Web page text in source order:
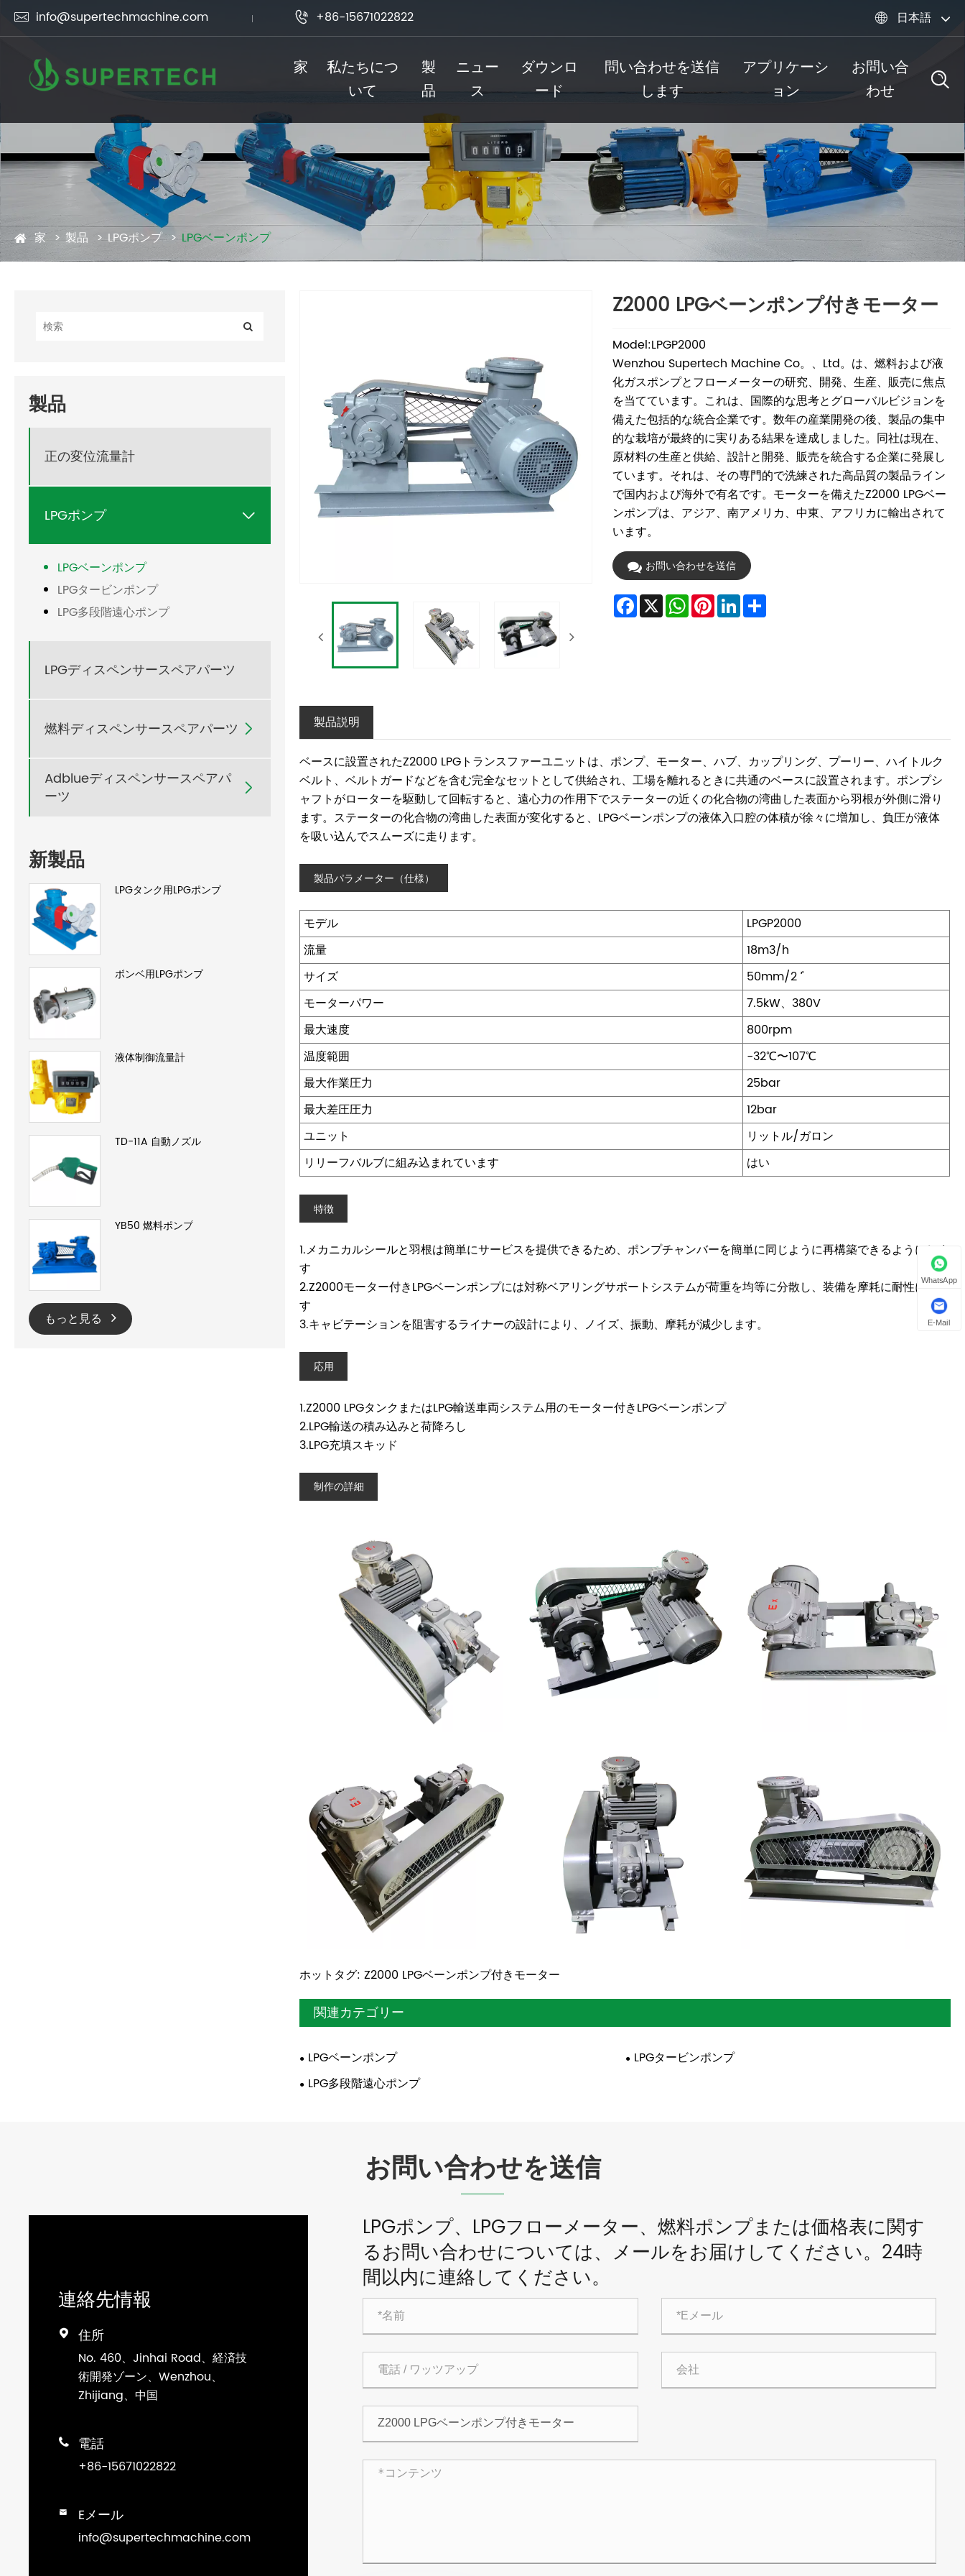
 info@supertechmachine.com  +86-15671022822  日本語
家
私たちにつ
いて
製
品
ニュー
ス
ダウンロ
ード
問い合わせを送信
します
アプリケーシ
ョン
お問い合
わせ
家 製品 LPGポンプ LPGベーンポンプ
製品
正の変位流量計
LPGポンプ 
LPGベーンポンプ
LPGタービンポンプ
LPG多段階遠心ポンプ
LPGディスペンサースペアパーツ
燃料ディスペンサースペアパーツ 
Adblueディスペンサースペアパ
ーツ

新製品
LPGタンク用LPGポンプ
ボンベ用LPGポンプ
液体制御流量計
TD-11A 自動ノズル
YB50 燃料ポンプ
もっと見る
Z2000 LPGベーンポンプ付きモーター
Model:LPGP2000
Wenzhou Supertech Machine Co。、Ltd。は、燃料および液
化ガスポンプとフローメーターの研究、開発、生産、販売に焦点
を当てています。これは、国際的な思考とグローバルビジョンを
備えた包括的な統合企業です。数年の産業開発の後、製品の集中
的な栽培が最終的に実りある結果を達成しました。同社は現在、
原材料の生産と供給、設計と開発、販売を統合する企業に発展し
ています。それは、その専門的で洗練された高品質の製品ライン
で国内および海外で有名です。モーターを備えたZ2000 LPGベー
ンポンプは、アジア、南アメリカ、中東、アフリカに輸出されて
います。
お問い合わせを送信
Facebook
X WhatsApp
Pinterest
LinkedInShare
製品説明
ベースに設置されたZ2000 LPGトランスファーユニットは、ポンプ、モーター、ハブ、カップリング、プーリー、ハイトルク
ベルト、ベルトガードなどを含む完全なセットとして供給され、工場を離れるときに共通のベースに設置されます。ポンプシ
ャフトがローターを駆動して回転すると、遠心力の作用下でステーターの近くの化合物の湾曲した表面から羽根が外側に滑り
ます。ステーターの化合物の湾曲した表面が変化すると、LPGベーンポンプの液体入口腔の体積が徐々に増加し、負圧が液体
を吸い込んでスムーズに走ります。
製品パラメーター（仕様）
モデル
LPGP2000
流量
18m3/h
サイズ
50mm/2 ’'
モーターパワー
7.5kW、380V
最大速度
800rpm
温度範囲
-32℃〜107℃
最大作業圧力
25bar
最大差圧圧力
12bar
ユニット
リットル/ガロン
リリーフバルブに組み込まれています
はい
特徴
1.メカニカルシールと羽根は簡単にサービスを提供できるため、ポンプチャンバーを簡単に同じように再構築できるようにしま
す
2.Z2000モーター付きLPGベーンポンプには対称ベアリングサポートシステムが荷重を均等に分散し、装備を摩耗に耐性にしま
す
3.キャビテーションを阻害するライナーの設計により、ノイズ、振動、摩耗が減少します。
応用
1.Z2000 LPGタンクまたはLPG輸送車両システム用のモーター付きLPGベーンポンプ
2.LPG輸送の積み込みと荷降ろし
3.LPG充填スキッド
制作の詳細
ホットタグ: Z2000 LPGベーンポンプ付きモーター
関連カテゴリー
LPGベーンポンプ
LPGタービンポンプ
LPG多段階遠心ポンプ
お問い合わせを送信
連絡先情報
 住所
No. 460、Jinhai Road、経済技
術開発ゾーン、Wenzhou、
Zhijiang、中国
 電話
+86-15671022822
 Eメール
info@supertechmachine.com
LPGポンプ、LPGフローメーター、燃料ポンプまたは価格表に関す
るお問い合わせについては、メールをお届けしてください。24時
間以内に連絡してください。
WhatsApp
E-Mail